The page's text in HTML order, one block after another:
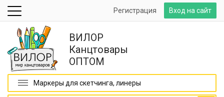
Вход на сайт
Регистрация
ВИЛОР
Канцтовары
ОПТОМ
Маркеры для скетчинга, линеры